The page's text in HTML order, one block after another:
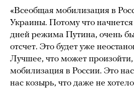
«Всеобщая мобилизация в
Украины. Потому что
дней режима Путина, очень
отсчет. Это будет уже
Лучшее, что может произойти,
мобилизация в России. Это
нас козырь, что даже не